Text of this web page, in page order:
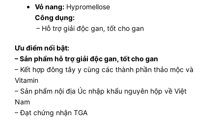
Vỏ nang: Hypromellose
Công dụng:
– Hỗ trợ giải độc gan, tốt cho gan
Ưu điểm nổi bật:
– Sản phẩm hỗ trợ giải độc gan, tốt cho gan
– Kết hợp đông tây y cùng các thành phần thảo mộc và
Vitamin
– Sản phẩm nội địa Úc nhập khẩu nguyên hộp về Việt
Nam
– Đạt chứng nhận TGA